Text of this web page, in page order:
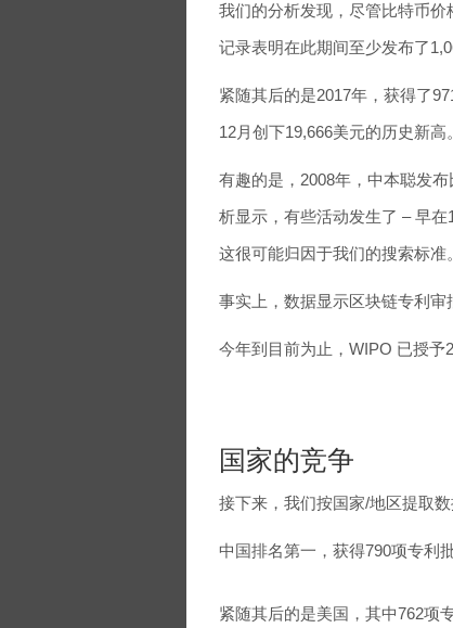
我们的分析发现，尽管比特币
记录表明在此期间至少发布了
紧随其后的是2017年，获得了
12月创下19,666美元的历史新高。
有趣的是，2008年，中本聪发
析显示，有些活动发生了 – 早在
这很可能归因于我们的搜索标准。
事实上，数据显示区块链专利审
今年到目前为止，WIPO 已授予
国家的竞争
接下来，我们按国家/地区提取数
中国排名第一，获得790项专利批
紧随其后的是美国，其中762项